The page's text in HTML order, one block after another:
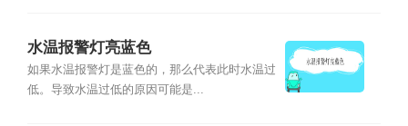
水温报警灯亮蓝色
如果水温报警灯是蓝色的，那么代表此时水温过
低。导致水温过低的原因可能是...